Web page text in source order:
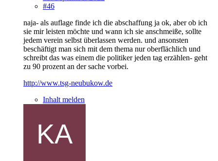
#46
naja- als auflage finde ich die abschaffung ja ok, aber ob ich
sie mir leisten möchte und wann ich sie anschmeiße, sollte
jedem verein selbst überlassen werden. und ansonsten
beschäftigt man sich mit dem thema nur oberflächlich und
schreibt das was einem die politiker jeden tag erzählen- geht
zu 90 prozent an der sache vorbei.
http://www.tsg-neubukow.de
Inhalt melden